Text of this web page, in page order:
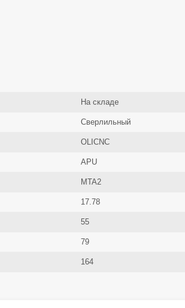
На складе
Сверлильный
OLICNC
APU
MTA2
17.78
55
79
164